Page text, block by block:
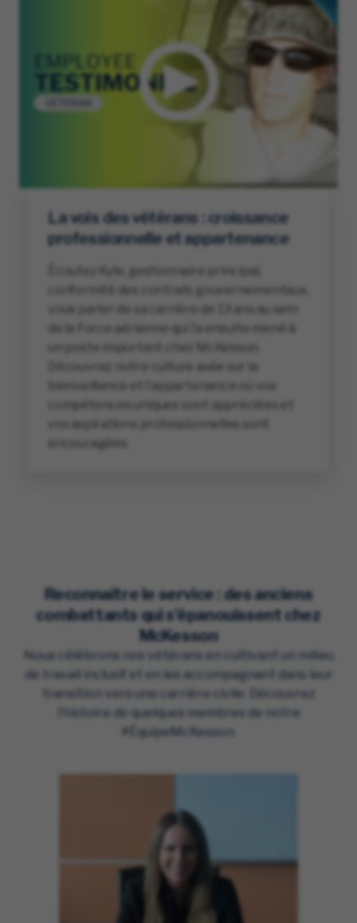
La voix des vétérans : croissance
professionnelle et appartenance
Écoutez Kyle, gestionnaire principal,
conformité des contrats gouvernementaux,
vous parler de sa carrière de 13 ans au sein
de la Force aérienne qui l’a ensuite mené à
un poste important chez McKesson.
Découvrez notre culture axée sur la
bienveillance et l’appartenance où vos
compétences uniques sont appréciées et
vos aspirations professionnelles sont
encouragées.
Reconnaître le service : des anciens
combattants qui s’épanouissent chez
McKesson
Nous célébrons nos vétérans en cultivant un milieu
de travail inclusif et en les accompagnant dans leur
transition vers une carrière civile. Découvrez
l’histoire de quelques membres de notre
#ÉquipeMcKesson.